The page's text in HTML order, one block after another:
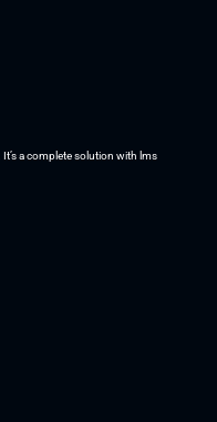
a complete solution with lms